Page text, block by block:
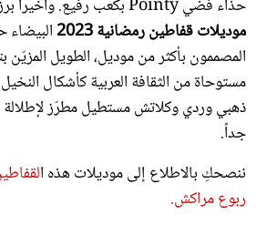
حذاء فضي Pointy بكعب رفيع. وأخيراً برزت بقوة
موديلات قفاطين رمضانية 2023
المصممون بأكثر من موديل، الطويل المزيّن
مستوحاة من الثقافة العربية كأشكال
ذهبي وردي وكلاتش مستطيل مطرّز لإطلالة
جداً.
ننصحكِ بالاطلاع إلى موديلات هذه ا
ربوع مراكش.